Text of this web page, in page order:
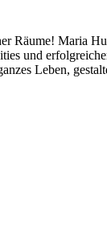
Räume! Maria
und
Leben,